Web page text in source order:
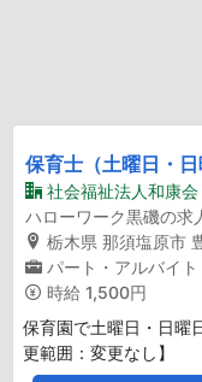
保育士（土曜日・日
社会福祉法人和康
ハローワーク黒磯の求
栃木県 那須塩原市
パート・アルバイト
時給 1,500円
保育園で土曜日・日曜
更範囲：変更なし】